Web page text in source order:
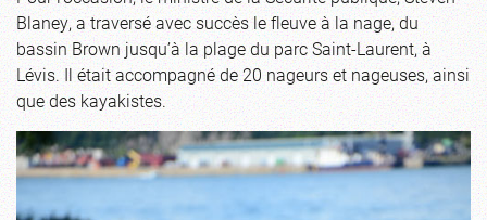
Blaney, a traversé avec succès le fleuve à la nage, du
bassin Brown jusqu’à la plage du parc Saint-Laurent, à
Lévis. Il était accompagné de 20 nageurs et nageuses, ainsi
que des kayakistes.